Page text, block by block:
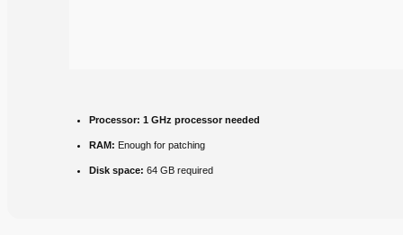
Processor: 1 GHz processor needed
RAM: Enough for patching
Disk space: 64 GB required